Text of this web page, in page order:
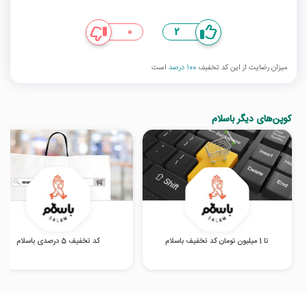
2
0
میزان رضایت از این کد تخفیف 100 درصد است
کوپن‌های دیگر باسلام
تا 1 میلیون تومان کد تخفیف باسلام کد تخفیف 5 درصدی باسلام